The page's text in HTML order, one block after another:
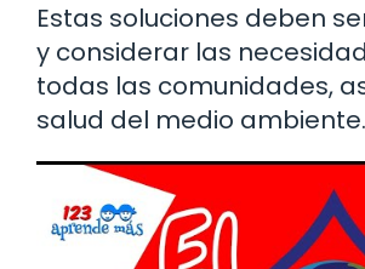
Estas soluciones deben
y considerar las
todas las comunidades,
salud del medio ambiente.